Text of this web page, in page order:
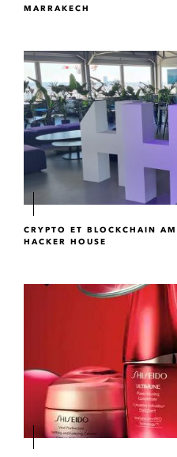
MARRAKECH
CRYPTO ET BLOCKCHAIN
HACKER HOUSE